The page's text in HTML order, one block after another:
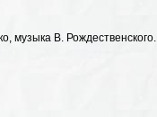
музыка В. Рождественского.